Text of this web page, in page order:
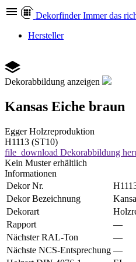
Dekorfinder Immer das
Hersteller
Dekorabbildung anzeigen
Kansas Eiche braun
Egger Holzreproduktion
H1113 (ST10)
file_download Dekorabbildung
Kein Muster erhältlich
Informationen
Dekor Nr.
Dekor Bezeichnung
Dekorart
Rapport
—
Nächster RAL-Ton
—
Nächste NCS-Entsprechung —